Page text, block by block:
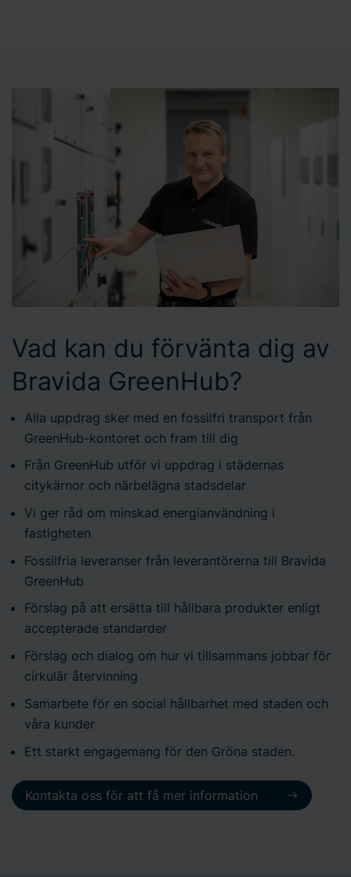
Vad kan du förvänta dig av
Bravida GreenHub?
Alla uppdrag sker med en fossilfri transport från
GreenHub-kontoret och fram till dig
Från GreenHub utför vi uppdrag i städernas
citykärnor och närbelägna stadsdelar
Vi ger råd om minskad energianvändning i
fastigheten
Fossilfria leveranser från leverantörerna till Bravida
GreenHub
Förslag på att ersätta till hållbara produkter enligt
accepterade standarder
Förslag och dialog om hur vi tillsammans jobbar för
cirkulär återvinning
Samarbete för en social hållbarhet med staden och
våra kunder
Ett starkt engagemang för den Gröna staden.
Kontakta oss för att få mer information